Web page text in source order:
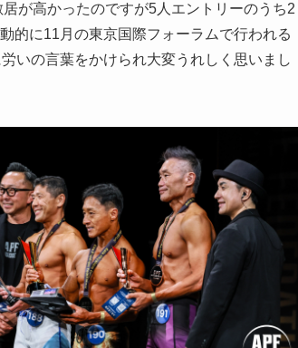
が高かったのですが5人エントリーのうち2
的に11月の東京国際フォーラムで行われる
いの言葉をかけられ大変うれしく思いまし